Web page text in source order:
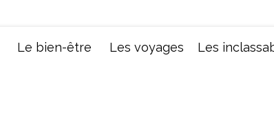
Le bien-être Les voyages Les